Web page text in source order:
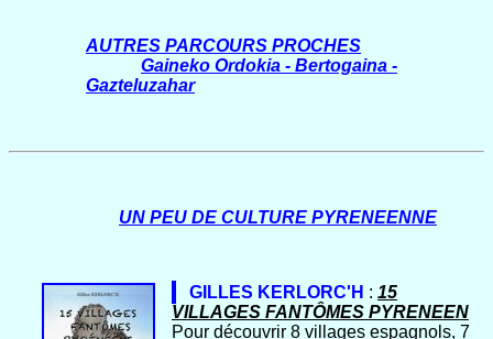
AUTRES PARCOURS PROCHES
Gaineko Ordokia - Bertogaina -
Gazteluzahar
UN PEU DE CULTURE PYRENEENNE
GILLES KERLORC'H : 15
VILLAGES FANTÔMES PYRENEEN
Pour découvrir 8 villages espagnols, 7